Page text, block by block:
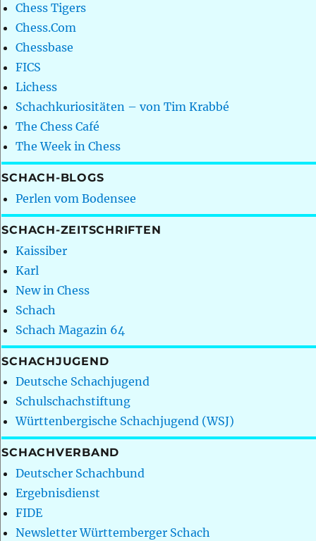
Chess Tigers
Chess.Com
Chessbase
FICS
Lichess
Schachkuriositäten – von Tim Krabbé
The Chess Café
The Week in Chess
SCHACH-BLOGS
Perlen vom Bodensee
SCHACH-ZEITSCHRIFTEN
Kaissiber
Karl
New in Chess
Schach
Schach Magazin 64
SCHACHJUGEND
Deutsche Schachjugend
Schulschachstiftung
Württenbergische Schachjugend (WSJ)
SCHACHVERBAND
Deutscher Schachbund
Ergebnisdienst
FIDE
Newsletter Württemberger Schach